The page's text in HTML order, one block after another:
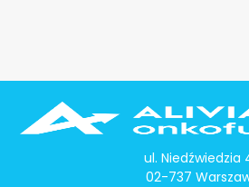
ul. Niedźwiedzia
02-737